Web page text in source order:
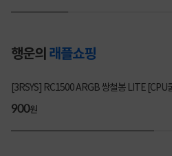
행운의 래플쇼핑
200원
3355명 참여
[3RSYS] RC1500 ARGB 쌍철봉 LITE [CPU
900원
200원
900원